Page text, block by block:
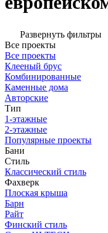
Развернуть фильтры
Все проекты
Все проекты
Клееный брус
Комбинированные
Каменные дома
Авторские
Тип
1-этажные
2-этажные
Популярные проекты
Бани
Стиль
Классический стиль
Фахверк
Плоская крыша
Барн
Райт
Финский стиль